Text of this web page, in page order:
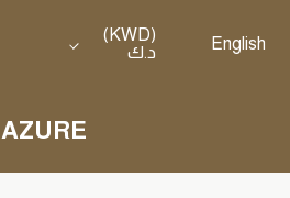
English
(KWD)
د.ك
AZURE